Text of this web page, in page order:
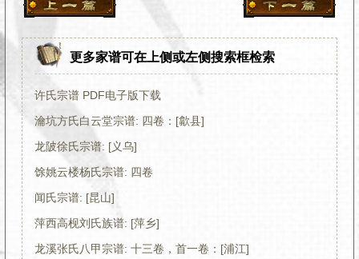
更多家谱可在上侧或左侧搜索框检索
许氏宗谱 PDF电子版下载
瀹坑方氏白云堂宗谱: 四卷：[歙县]
龙陂徐氏宗谱: [义乌]
馀姚云楼杨氏宗谱: 四卷
闻氏宗谱: [昆山]
萍西高枧刘氏族谱: [萍乡]
龙溪张氏八甲宗谱: 十三卷，首一卷：[浦江]